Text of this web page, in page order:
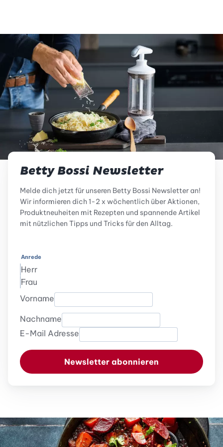
Betty Bossi Newsletter
Melde dich jetzt für unseren Betty Bossi Newsletter an!
Wir informieren dich 1-2 x wöchentlich über Aktionen,
Produktneuheiten mit Rezepten und spannende Artikel
mit nützlichen Tipps und Tricks für den Alltag.
Anrede
Herr
Frau
Vorname
Nachname
E-Mail Adresse
Newsletter abonnieren